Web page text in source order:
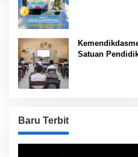
Satuan
Baru Terbit